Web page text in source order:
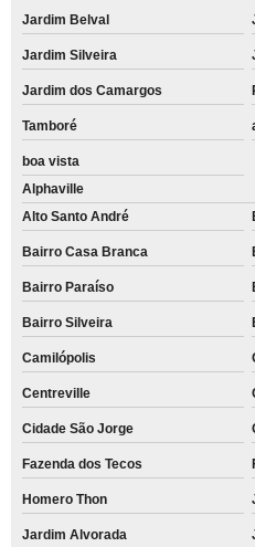
Jardim Belval
Jardim Silveira
Jardim dos Camargos
Tamboré
boa vista
Alphaville
Alto Santo André
Bairro Casa Branca
Bairro Paraíso
Bairro Silveira
Camilópolis
Centreville
Cidade São Jorge
Fazenda dos Tecos
Homero Thon
Jardim Alvorada